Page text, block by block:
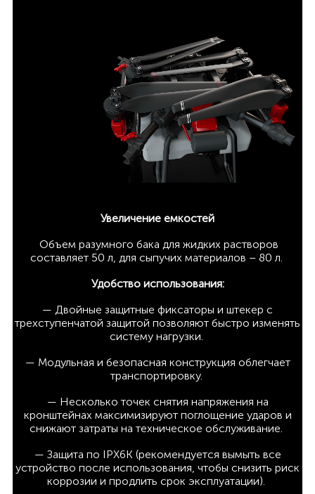
Увеличение емкостей
Объем разумного бака для жидких растворов
составляет 50 л, для сыпучих материалов – 80 л.
Удобство использования:
— Двойные защитные фиксаторы и штекер с
трехступенчатой защитой позволяют быстро изменять
систему нагрузки.
— Модульная и безопасная конструкция облегчает
транспортировку.
— Несколько точек снятия напряжения на
кронштейнах максимизируют поглощение ударов и
снижают затраты на техническое обслуживание.
— Защита по IPX6K (рекомендуется вымыть все
устройство после использования, чтобы снизить риск
коррозии и продлить срок эксплуатации).